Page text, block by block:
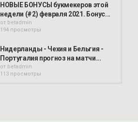
НОВЫЕ БОНУСЫ букмекеров этой
недели (#2) февраля 2021. Бонус...
от betadmin
194 просмотры
Нидерланды - Чехия и Бельгия -
Португалия прогноз на матчи...
от betadmin
113 просмотры